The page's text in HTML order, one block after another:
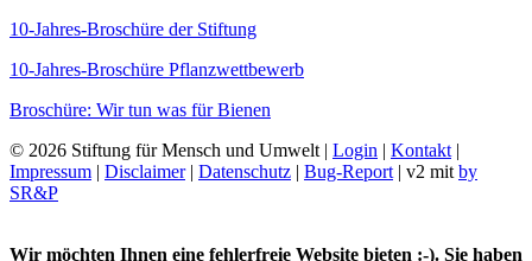
10-Jahres-Broschüre der Stiftung
10-Jahres-Broschüre Pflanzwettbewerb
Broschüre: Wir tun was für Bienen
© 2026 Stiftung für Mensch und Umwelt | Login | Kontakt |
Impressum | Disclaimer| Datenschutz | Bug-Report | v2 mit by
SR&P
Wir möchten Ihnen eine fehlerfreie Website bieten :-). Sie haben